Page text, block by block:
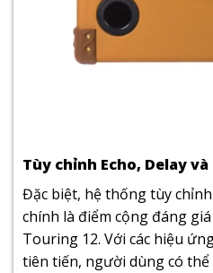
Tùy chỉnh Echo, Delay và
Đặc biệt, hệ thống tùy
chính là điểm cộng đáng
Touring 12. Với các hiệu
tiên tiến, người dùng có